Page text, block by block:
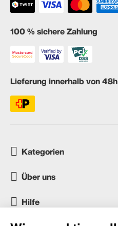
100 % sichere Zahlung
Lieferung innerhalb von 48h
Kategorien
Über uns
Hilfe